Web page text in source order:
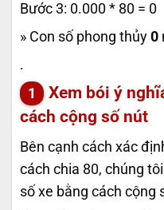
Bước 3: 0.000 * 80 = 0
» Con số phong thủy 0
.
Xem bói ý
cách cộng số nút
Bên cạnh cách xác
cách chia 80, chúng
số xe bằng cách cộng